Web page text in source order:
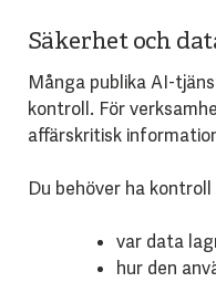
Säkerhet och
Många publika AI-
kontroll. För
affärskritisk
Du behöver ha kontroll
var data
hur den